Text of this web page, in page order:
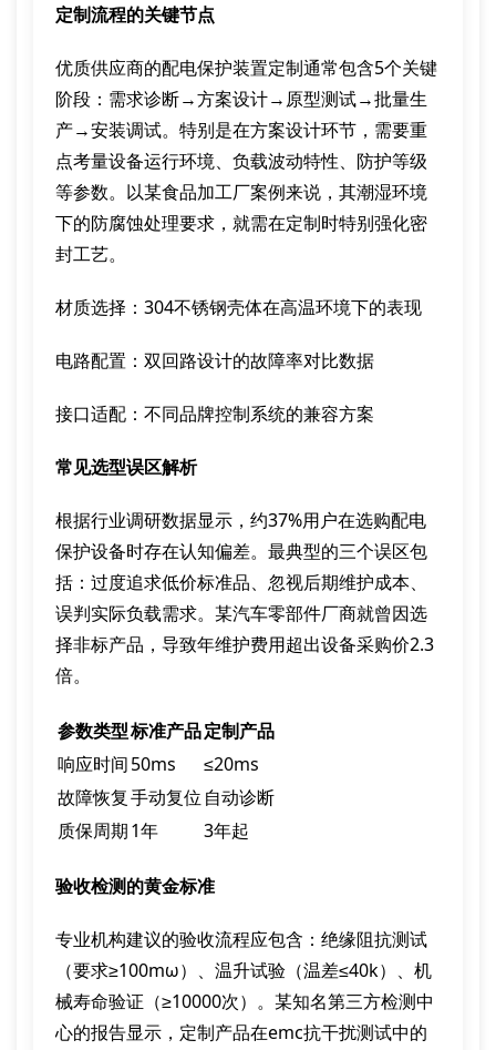
定制流程的关键节点
优质供应商的配电保护装置定制通常包含5个关键
阶段：需求诊断→方案设计→原型测试→批量生
产→安装调试。特别是在方案设计环节，需要重
点考量设备运行环境、负载波动特性、防护等级
等参数。以某食品加工厂案例来说，其潮湿环境
下的防腐蚀处理要求，就需在定制时特别强化密
封工艺。
材质选择：304不锈钢壳体在高温环境下的表现
电路配置：双回路设计的故障率对比数据
接口适配：不同品牌控制系统的兼容方案
常见选型误区解析
根据行业调研数据显示，约37%用户在选购配电
保护设备时存在认知偏差。最典型的三个误区包
括：过度追求低价标准品、忽视后期维护成本、
误判实际负载需求。某汽车零部件厂商就曾因选
择非标产品，导致年维护费用超出设备采购价2.3
倍。
参数类型标准产品定制产品
响应时间50ms
≤20ms
故障恢复手动复位 自动诊断
质保周期1年 3年起
验收检测的黄金标准
专业机构建议的验收流程应包含：绝缘阻抗测试
（要求≥100mω）、温升试验（温差≤40k）、机
械寿命验证（≥10000次）。某知名第三方检测中
心的报告显示，定制产品在emc抗干扰测试中的